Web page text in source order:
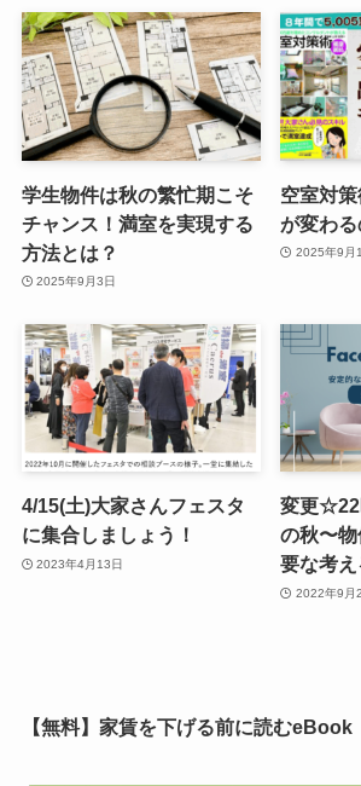
学生物件は秋の繁忙期こそ
チャンス！満室を実現する
方法とは？
2025年9月3日
空室対
が変わ
2025年9月
4/15(土)大家さんフェスタ
に集合しましょう！
2023年4月13日
変更
の秋〜
要な考
2022年9月
【無料】家賃を下げる前に読むeBook